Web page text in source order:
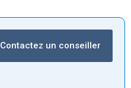
Contactez un conseiller